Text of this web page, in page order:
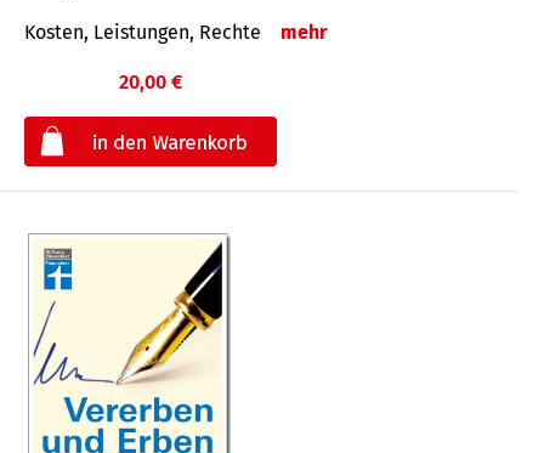
Kosten, Leistungen, Rechte mehr
20,00 €